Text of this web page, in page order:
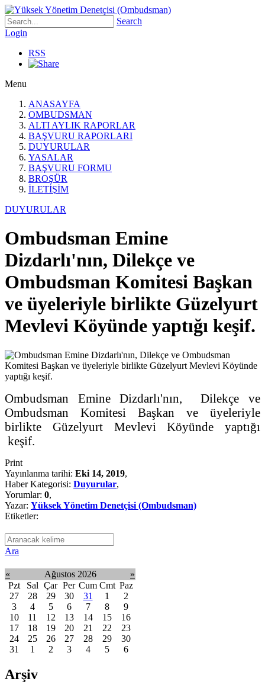
Search
Login
RSS
Menu
ANASAYFA
OMBUDSMAN
ALTI AYLIK RAPORLAR
BAŞVURU RAPORLARI
DUYURULAR
YASALAR
BAŞVURU FORMU
BROŞÜR
İLETİŞİM
DUYURULAR
Ombudsman Emine
Dizdarlı'nın, Dilekçe ve
Ombudsman Komitesi Başkan
ve üyeleriyle birlikte Güzelyurt
Mevlevi Köyünde yaptığı keşif.
Ombudsman Emine Dizdarlı'nın, Dilekçe ve
Ombudsman Komitesi Başkan ve üyeleriyle
birlikte Güzelyurt Mevlevi Köyünde yaptığı
keşif.
Print
Yayınlanma tarihi: Eki 14, 2019,
Haber Kategorisi: Duyurular,
Yorumlar: 0,
Yazar: Yüksek Yönetim Denetçisi (Ombudsman)
Etiketler:
Ara
« Ağustos 2026
»
Pzt
Sal Çar Per Cum Cmt Paz
27
28 29 30 31 1
2
3
4 5 6 7 8
9
10
11 12 13 14 15
16
17
18 19 20 21 22
23
24
25 26 27 28 29
30
31
1 2 3 4 5 6
Arşiv